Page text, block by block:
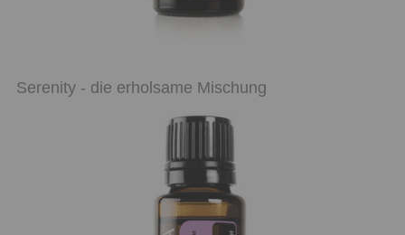
Serenity - die erholsame Mischung